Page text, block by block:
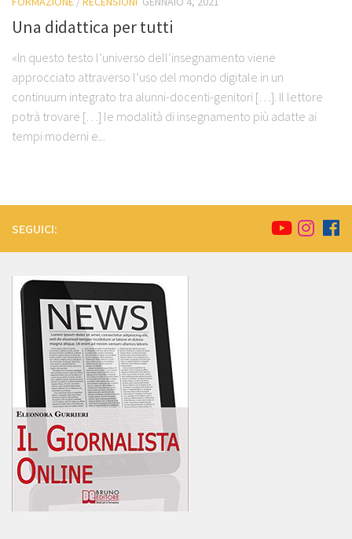
Una didattica per tutti
«In questo testo l’universo dell’insegnamento viene
approcciato attraverso l’uso del mondo digitale in un
continuum integrato tra alunni-docenti-genitori […]. Il lettore
potrà trovare […] le modalità di insegnamento più adatte ai
tempi moderni e...
SEGUICI: